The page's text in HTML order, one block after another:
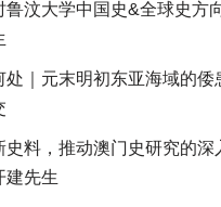
鲁汶大学中国史&全球史方
处｜元末明初东亚海域的倭
史料，推动澳门史研究的
建先生